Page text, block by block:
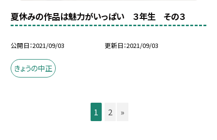
夏休みの作品は魅力がいっぱい ３年生 その３
公開日 2021/09/03 更新日 2021/09/03
きょうの中正
1 2 »